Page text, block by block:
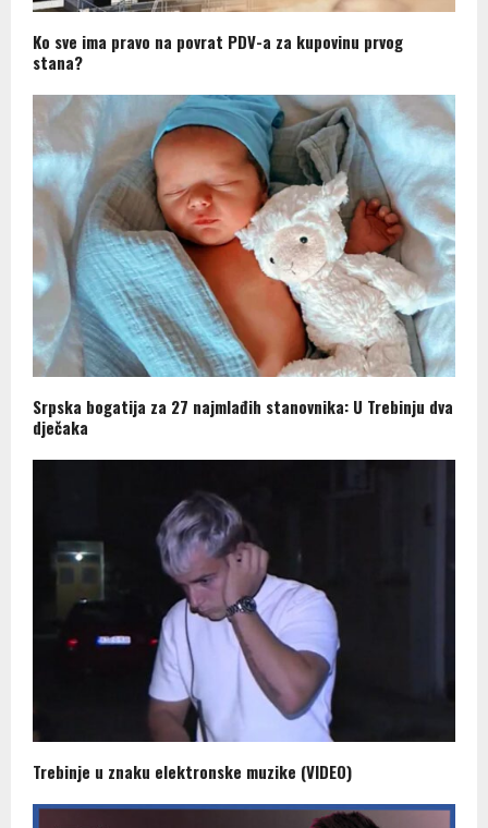
Ko sve ima pravo na povrat PDV-a za kupovinu prvog
stana?
Srpska bogatija za 27 najmlađih stanovnika: U Trebinju dva
dječaka
Trebinje u znaku elektronske muzike (VIDEO)